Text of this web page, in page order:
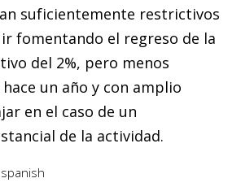
suficientemente restrictivos
fomentando el regreso de la
del 2%, pero menos
un año y con amplio
en el caso de un
de la actividad.
spanish